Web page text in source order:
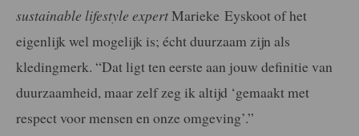
sustainable lifestyle expertMarieke Eyskoot of het
eigenlijk wel mogelijk is; écht duurzaam zijn als
kledingmerk. “Dat ligt ten eerste aan jouw definitie van
duurzaamheid, maar zelf zeg ik altijd ‘gemaakt met
respect voor mensen en onze omgeving’.”